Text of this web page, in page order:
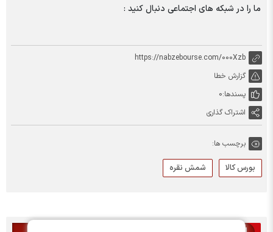
ما را در شبکه های اجتماعی دنبال کنید :
https://nabzebourse.com/000Xzb
گزارش خطا
پسندها:0
اشتراک گذاری
برچسب ها:
بورس کالا شمش نقره